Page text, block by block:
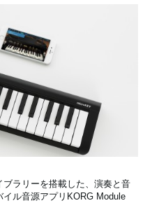
ラリーを搭載した、演奏と音
イル音源アプリKORG Module